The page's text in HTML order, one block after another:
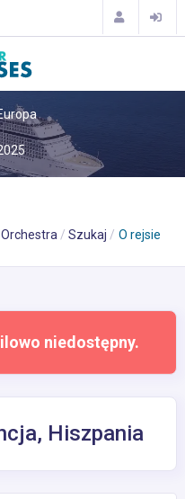
Orchestra Szukaj O rejsie
niedostępny.
Hiszpania